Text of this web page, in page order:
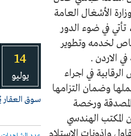
الأشغال العامة
في ضوء الدور
لخدمه وتطوير
الاردن .
في اجراء
وضمان التزامها
ورخصة
المكتب الهندسي
14
يوليو
سـوق العقـار